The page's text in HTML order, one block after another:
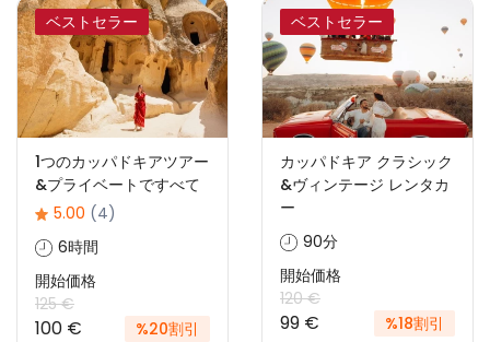
ベストセラー
1つのカッパドキアツアー
&プライベートですべて
5.00 (4)
6時間
開始価格
125 €
100 € %20割引
ベストセラー
カッパドキア クラシック
&ヴィンテージ レンタカ
ー
90分
開始価格
120 €
99 € %18割引